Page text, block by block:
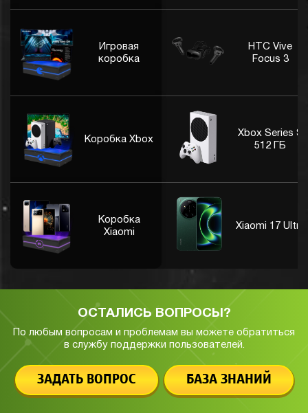
Игровая
коробка
HTC Vive
Focus 3
Коробка Xbox
Xbox Series S
512 ГБ
Коробка
Xiaomi
Xiaomi 17 Ultra
ОСТАЛИСЬ ВОПРОСЫ?
По любым вопросам и проблемам вы можете обратиться
в службу поддержки пользователей.
ЗАДАТЬ ВОПРОС БАЗА ЗНАНИЙ